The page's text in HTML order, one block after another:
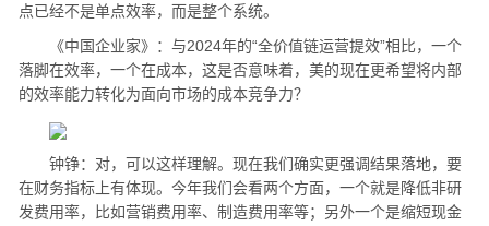
点已经不是单点效率，而是整个系统。
《中国企业家》：与2024年的“全价值链运营提效”相比，一个
落脚在效率，一个在成本，这是否意味着，美的现在更希望将内部
的效率能力转化为面向市场的成本竞争力？
钟铮：对，可以这样理解。现在我们确实更强调结果落地，要
在财务指标上有体现。今年我们会看两个方面，一个就是降低非研
发费用率，比如营销费用率、制造费用率等；另外一个是缩短现金